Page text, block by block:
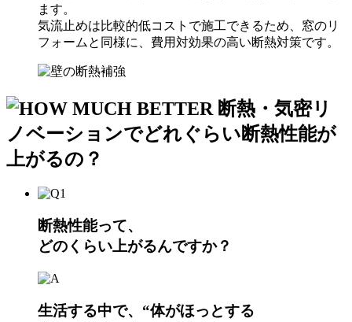
ます。
気流止めは比較的低コストで施工できるため、窓のリ
フォームと同様に、費用対効果の高い断熱対策です。
断熱性能って、
どのくらい上がるんですか？
生活する中で、“体がほっとする